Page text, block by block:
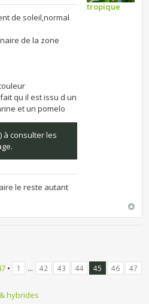
de soleil,normal
de la zone
qu il est issu d un
et un pomelo
à consulter les
le reste autant
tropique
• 1 ... 42 43 44 45 46 47
hybrides